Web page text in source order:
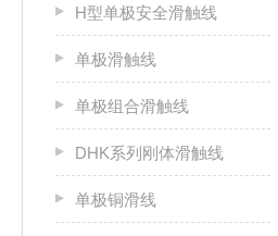
H型单极安全滑触线
单极滑触线
单极组合滑触线
DHK系列刚体滑触线
单极铜滑线